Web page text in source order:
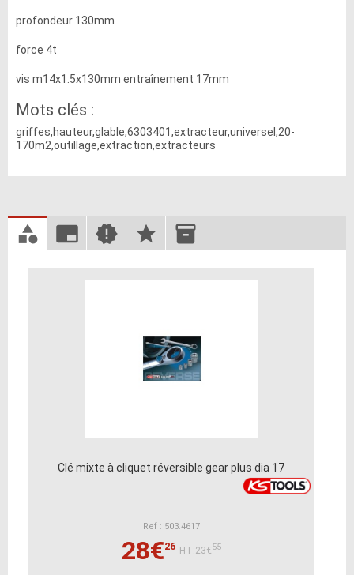
profondeur 130mm
force 4t
vis m14x1.5x130mm entraînement 17mm
Mots clés :
griffes,hauteur,glable,6303401,extracteur,universel,20-
170m2,outillage,extraction,extracteurs
Clé mixte à cliquet réversible gear plus dia 17
Ref : 503.4617
28€26 HT:23€55